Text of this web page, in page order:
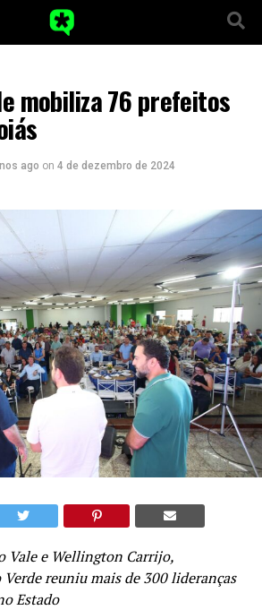
mobiliza 76 prefeitos
ago on 4 de dezembro de 2024
Vale e Wellington Carrijo,
reuniu mais de 300 lideranças
Estado